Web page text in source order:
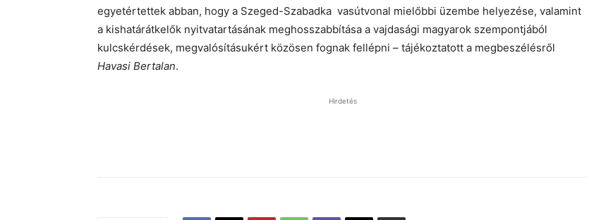
egyetértettek abban, hogy a Szeged-Szabadka vasútvonal mielőbbi üzembe helyezése, valamint
a kishatárátkelők nyitvatartásának meghosszabbítása a vajdasági magyarok szempontjából
kulcskérdések, megvalósításukért közösen fognak fellépni – tájékoztatott a megbeszélésről
Havasi Bertalan.
Hirdetés